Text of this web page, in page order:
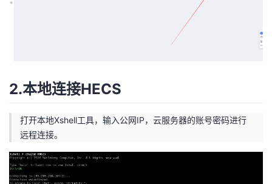
2.本地连接HECS
打开本地Xshell工具，输入公网IP，云服务器的账号密码进行
远程连接。